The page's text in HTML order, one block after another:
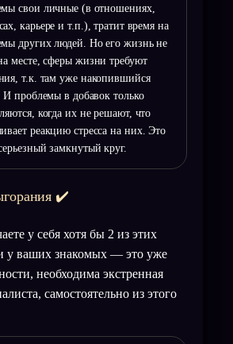
свои личные (в отношениях,
карьере и т.п.), тратит время на
других людей. Но его жизнь не
месте, сферы жизни требуют
т.к. там уже накопившийся
И проблемы в добавок только
когда их не решают, что
реакцию стресса на них. Это
замкнутый круг.
✔️
у себя хотя бы 2 из этих
у ваших знакомых — это уже
необходима экстренная
самостоятельно из этого